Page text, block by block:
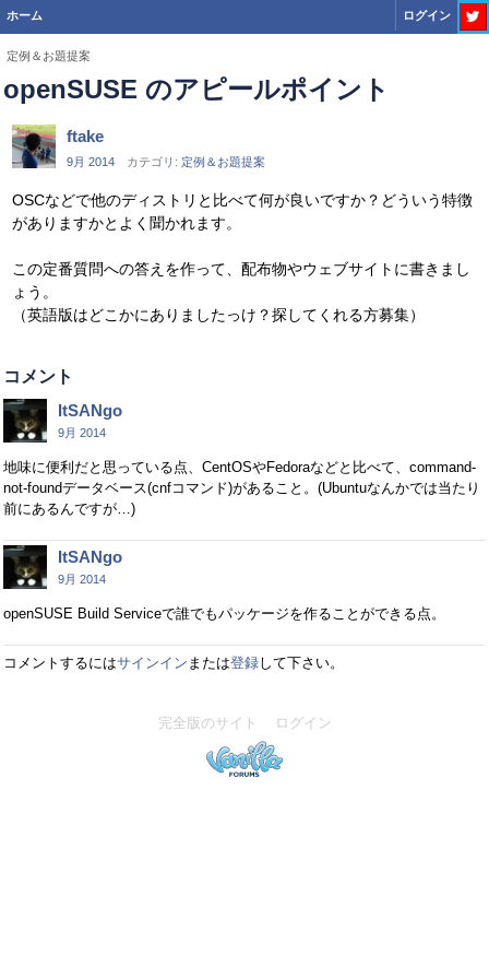
ホーム ログイン
定例＆お題提案
openSUSE のアピールポイント
ftake
9月 2014 カテゴリ: 定例＆お題提案
OSCなどで他のディストリと比べて何が良いですか？どういう特徴
がありますかとよく聞かれます。
この定番質問への答えを作って、配布物やウェブサイトに書きまし
ょう。
（英語版はどこかにありましたっけ？探してくれる方募集）
コメント
ItSANgo
9月 2014
地味に便利だと思っている点、CentOSやFedoraなどと比べて、command-
not-foundデータベース(cnfコマンド)があること。(Ubuntuなんかでは当たり
前にあるんですが…)
ItSANgo
9月 2014
openSUSE Build Serviceで誰でもパッケージを作ることができる点。
コメントするにはサインイン または登録して下さい。
完全版のサイト ログイン